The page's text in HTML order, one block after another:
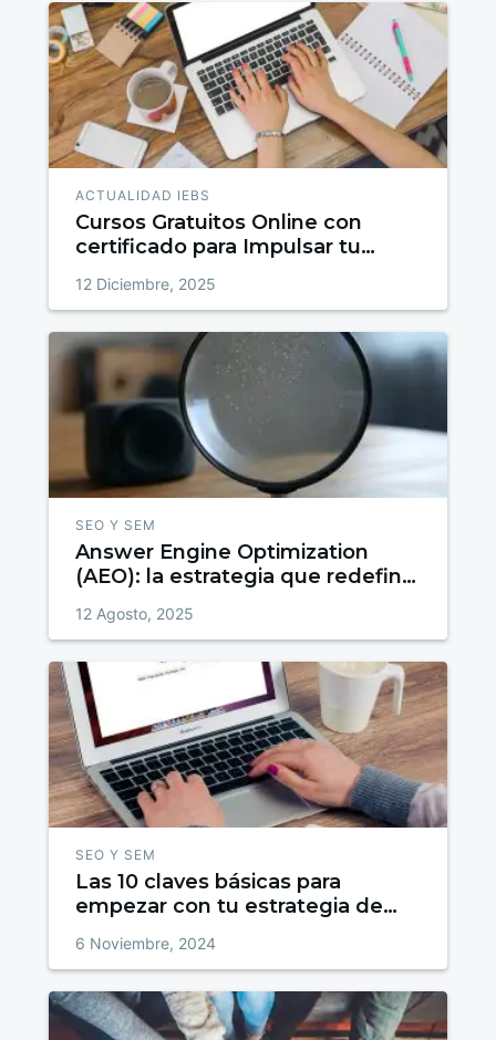
ACTUALIDAD IEBS
Cursos Gratuitos Online con
certificado para Impulsar tu
12 Diciembre, 2025
SEO Y SEM
Answer Engine Optimization
(AEO): la estrategia que redefine
12 Agosto, 2025
SEO Y SEM
Las 10 claves básicas para
empezar con tu estrategia de
6 Noviembre, 2024